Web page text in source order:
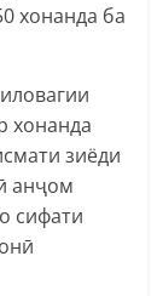
хонанда ба
хонанда
зиёди
анҷом
сифати